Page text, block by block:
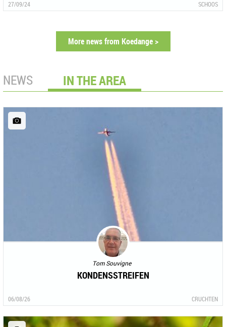
27/09/24 SCHOOS
More news from Koedange >
NEWS IN THE AREA
Tom Souvigne
KONDENSSTREIFEN
06/08/26 CRUCHTEN